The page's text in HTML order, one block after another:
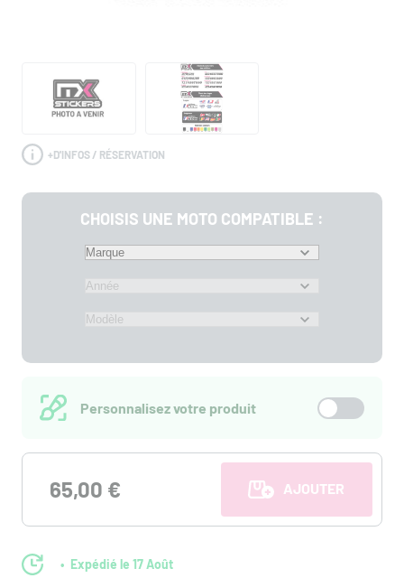
+D'INFOS / RÉSERVATION
CHOISIS UNE MOTO COMPATIBLE :
Personnalisez votre produit
65,00 € AJOUTER AU
Expédié le 17 Août